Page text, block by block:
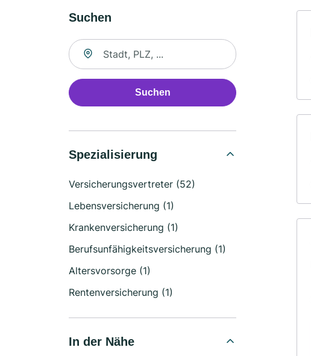
Suchen
Suche nach Ort
Suchen
Spezialisierung
Versicherungsvertreter (52)
Lebensversicherung (1)
Krankenversicherung (1)
Berufsunfähigkeitsversicherung (1)
Altersvorsorge (1)
Rentenversicherung (1)
In der Nähe